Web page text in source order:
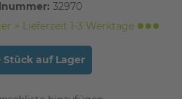
32970
> Lieferzeit 1-3 Werktage
Stück auf Lager